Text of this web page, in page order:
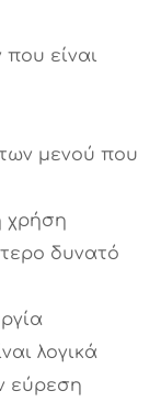
είναι
μενού που
χρήση
δυνατό
λογικά
εύρεση